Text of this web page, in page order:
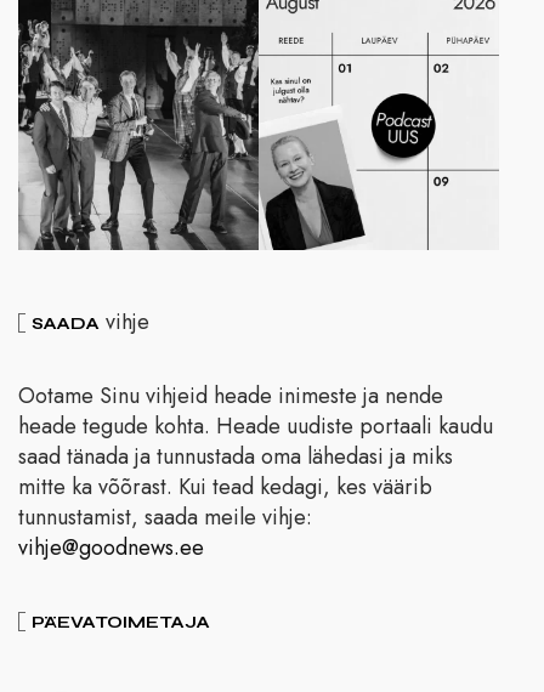
SAADA vihje
Ootame Sinu vihjeid heade inimeste ja nende
heade tegude kohta. Heade uudiste portaali kaudu
saad tänada ja tunnustada oma lähedasi ja miks
mitte ka võõrast. Kui tead kedagi, kes väärib
tunnustamist, saada meile vihje:
vihje@goodnews.ee
PÄEVATOIMETAJA